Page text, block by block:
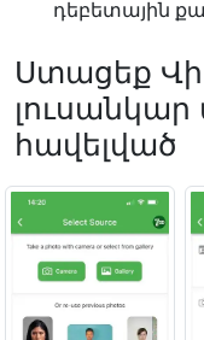
դեբետային
Ստացեք
լուսանկար
հավելված